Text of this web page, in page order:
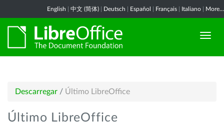
English 中文 (简体) Deutsch Español Français Italiano More...
Descarregar / Último LibreOffice
Último LibreOffice